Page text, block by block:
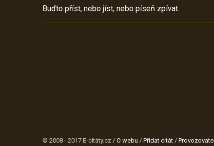
Buďto příst, nebo jíst, nebo píseň zpívat.
© 2008 - 2017 E-citáty.cz / O webu / Přidat citát / Provozovatel